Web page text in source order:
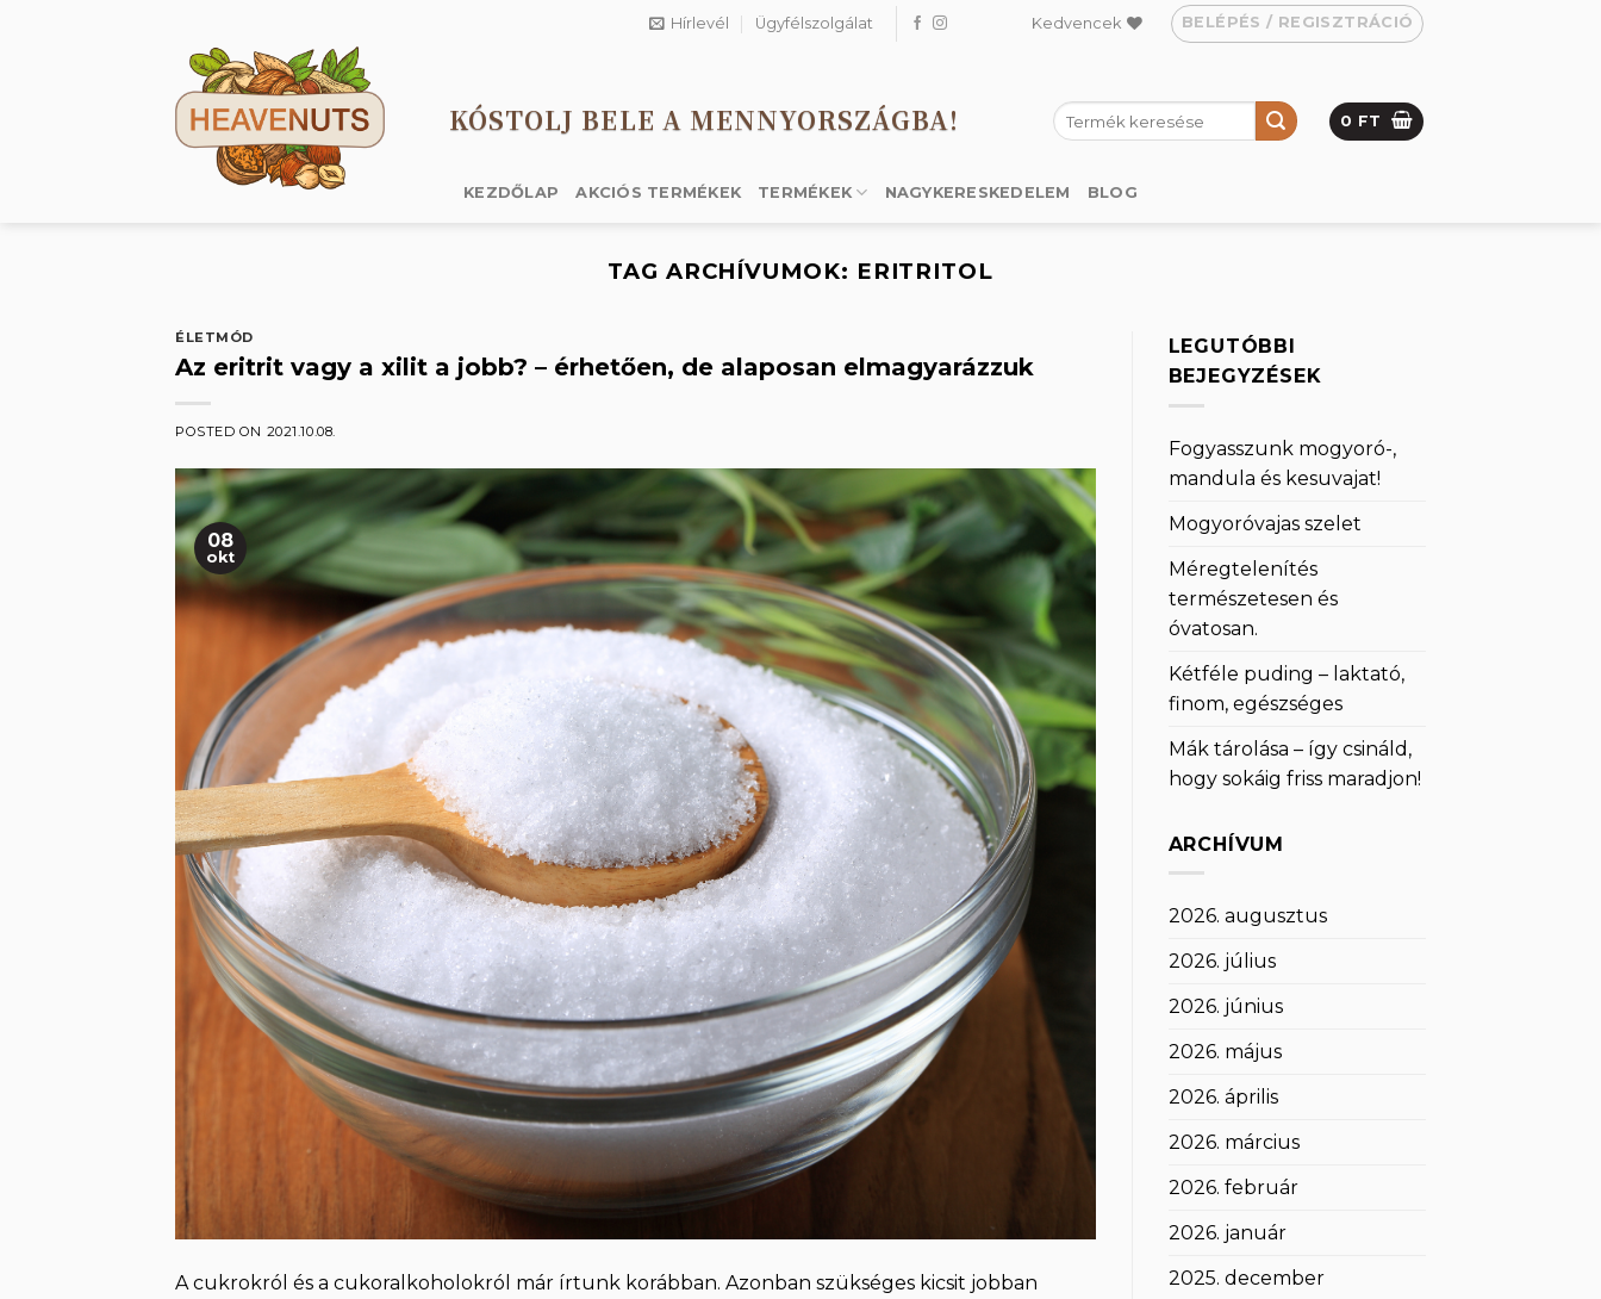
Hírlevél Ügyfélszolgálat Kedvencek BELÉPÉS / REGISZTRÁCIÓ
KÓSTOLJ BELE A MENNYORSZÁGBA!
Keresés
a
0 FT
KEZDŐLAP AKCIÓS TERMÉKEK TERMÉKEK NAGYKERESKEDELEM BLOG
TAG ARCHÍVUMOK: ERITRITOL
ÉLETMÓD
Az eritrit vagy a xilit a jobb? – érhetően, de alaposan elmagyarázzuk
POSTED ON 2021.10.08.
08
okt
A cukrokról és a cukoralkoholokról már írtunk korábban. Azonban szükséges kicsit jobban
LEGUTÓBBI
BEJEGYZÉSEK
Fogyasszunk mogyoró-,
mandula és kesuvajat!
Mogyoróvajas szelet
Méregtelenítés
természetesen és
óvatosan.
Kétféle puding – laktató,
finom, egészséges
Mák tárolása – így csináld,
hogy sokáig friss maradjon!
ARCHÍVUM
2026. augusztus
2026. július
2026. június
2026. május
2026. április
2026. március
2026. február
2026. január
2025. december